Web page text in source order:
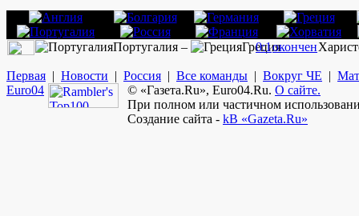
Португалия – Греция
0:1окончен
Первая | Новости | Россия | Все команды | Вокруг ЧЕ |
Euro04 © «Газета.Ru», Euro04.Ru. О сайте.
При полном или частичном
Создание сайта - kB «Gazeta.Ru»